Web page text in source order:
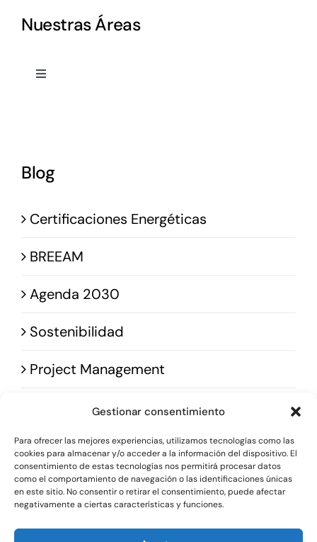
Gestionar consentimiento
Para ofrecer las mejores experiencias, utilizamos tecnologías como las
cookies para almacenar y/o acceder a la información del dispositivo. El
consentimiento de estas tecnologías nos permitirá procesar datos
como el comportamiento de navegación o las identificaciones únicas
en este sitio. No consentir o retirar el consentimiento, puede afectar
negativamente a ciertas características y funciones.
Nuestras Áreas
Toggle
Sostenibilidad
Blog
Blog
Certificaciones Energéticas
BREEAM
Agenda 2030
Sostenibilidad
Project Management
© 2025 • Bobela Group Ingeniería • Powered by
Conastec